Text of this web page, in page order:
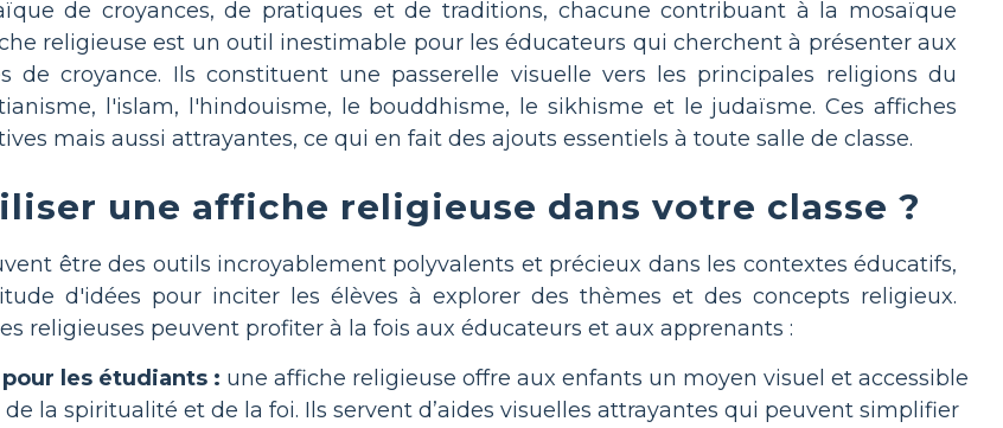
de croyances, de pratiques et de traditions, chacune contribuant à la mosaïque
religieuse est un outil inestimable pour les éducateurs qui cherchent à présenter aux
de croyance. Ils constituent une passerelle visuelle vers les principales religions du
l'islam, l'hindouisme, le bouddhisme, le sikhisme et le judaïsme. Ces affiches
mais aussi attrayantes, ce qui en fait des ajouts essentiels à toute salle de classe.
une affiche religieuse dans votre classe ?
être des outils incroyablement polyvalents et précieux dans les contextes éducatifs,
d'idées pour inciter les élèves à explorer des thèmes et des concepts religieux.
religieuses peuvent profiter à la fois aux éducateurs et aux apprenants :
les étudiants : une affiche religieuse offre aux enfants un moyen visuel et accessible
la spiritualité et de la foi. Ils servent d’aides visuelles attrayantes qui peuvent simplifier